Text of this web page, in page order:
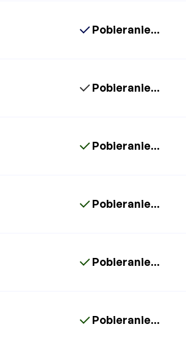
Pobieranie...
Pobieranie...
Pobieranie...
Pobieranie...
Pobieranie...
Pobieranie...